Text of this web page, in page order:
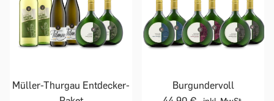
Müller-Thurgau Entdecker-
Burgundervoll